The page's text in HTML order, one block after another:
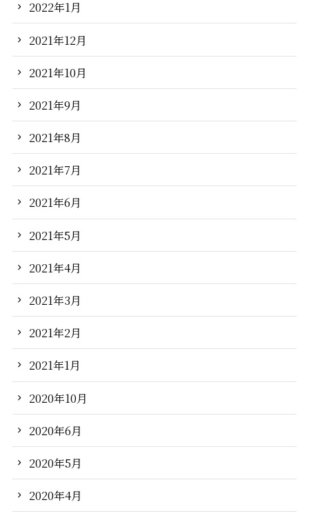
2022年1月
2021年12月
2021年10月
2021年9月
2021年8月
2021年7月
2021年6月
2021年5月
2021年4月
2021年3月
2021年2月
2021年1月
2020年10月
2020年6月
2020年5月
2020年4月